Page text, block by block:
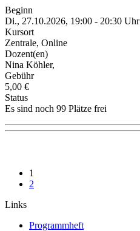
Beginn
Di., 27.10.2026, 19:00 - 20:30 Uhr
Kursort
Zentrale, Online
Dozent(en)
Nina Köhler,
Gebühr
5,00 €
Status
Es sind noch 99 Plätze frei
1
2
Links
Programmheft